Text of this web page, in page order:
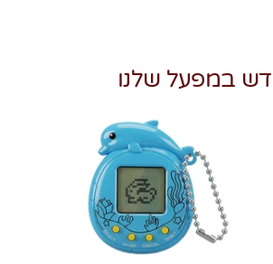
במפעל שלנו